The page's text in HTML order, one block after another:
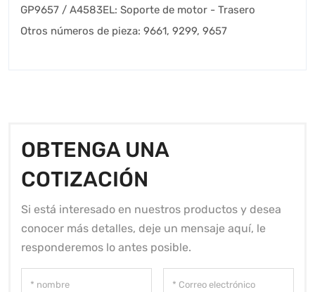
GP9657 / A4583EL: Soporte de motor - Trasero
Otros números de pieza: 9661, 9299, 9657
OBTENGA UNA
COTIZACIÓN
Si está interesado en nuestros productos y desea
conocer más detalles, deje un mensaje aquí, le
responderemos lo antes posible.